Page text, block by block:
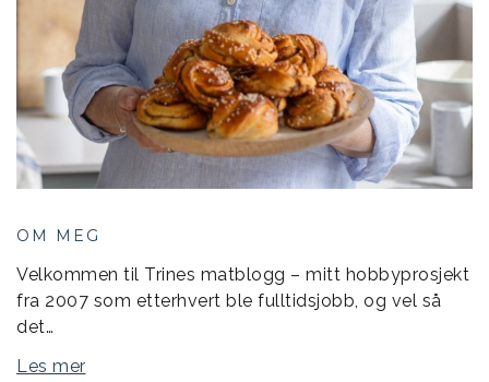
OM MEG
Velkommen til Trines matblogg – mitt hobbyprosjekt
fra 2007 som etterhvert ble fulltidsjobb, og vel så
det…
Les mer